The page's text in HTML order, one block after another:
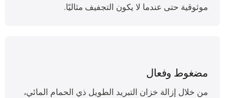
موثوقية حتى عندما لا يكون التجفيف مثاليًا.
مضغوط وفعال
من خلال إزالة خزان التبريد الطويل ذي الحمام المائي،